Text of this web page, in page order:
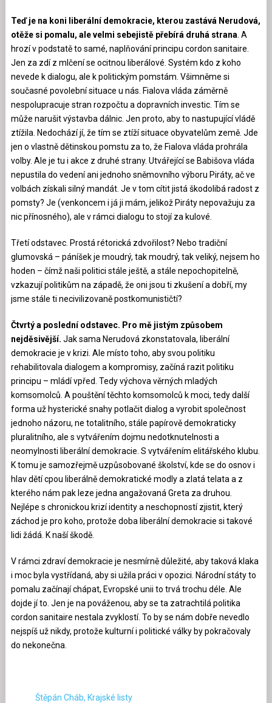
Teď je na koni liberální demokracie, kterou zastává Nerudová,
otěže si pomalu, ale velmi sebejistě přebírá druhá strana . A
hrozí v podstatě to samé, naplňování principu cordon sanitaire.
Jen za zdí z mlčení se ocitnou liberálové. Systém kdo z koho
nevede k dialogu, ale k politickým pomstám. Všimněme si
současné povolební situace u nás. Fialova vláda záměrně
nespolupracuje stran rozpočtu a dopravních investic. Tím se
může narušit výstavba dálnic. Jen proto, aby to nastupující vládě
ztížila. Nedochází jí, že tím se ztíží situace obyvatelům země. Jde
jen o vlastně dětinskou pomstu za to, že Fialova vláda prohrála
volby. Ale je tu i akce z druhé strany. Utvářející se Babišova vláda
nepustila do vedení ani jednoho sněmovního výboru Piráty, ač ve
volbách získali silný mandát. Je v tom cítit jistá škodolibá radost z
pomsty? Je (venkoncem i já ji mám, jelikož Piráty nepovažuju za
nic přínosného), ale v rámci dialogu to stojí za kulové.
Třetí odstavec. Prostá rétorická zdvořilost? Nebo tradiční
glumovská – páníšek je moudrý, tak moudrý, tak veliký, nejsem ho
hoden – čímž naši politici stále ještě, a stále nepochopitelně,
vzkazují politikům na západě, že oni jsou ti zkušení a dobří, my
jsme stále ti necivilizovaně postkomunističtí?
Čtvrtý a poslední odstavec. Pro mě jistým způsobem
nejděsivější. Jak sama Nerudová zkonstatovala, liberální
demokracie je v krizi. Ale místo toho, aby svou politiku
rehabilitovala dialogem a kompromisy, začíná razit politiku
principu – mládí vpřed. Tedy výchova věrných mladých
komsomolců. A pouštění těchto komsomolců k moci, tedy další
forma už hysterické snahy potlačit dialog a vyrobit společnost
jednoho názoru, ne totalitního, stále papírově demokraticky
pluralitního, ale s vytvářením dojmu nedotknutelnosti a
neomylnosti liberální demokracie. S vytvářením elitářského klubu.
K tomu je samozřejmě uzpůsobované školství, kde se do osnov i
hlav dětí cpou liberálně demokratické modly a zlatá telata a z
kterého nám pak leze jedna angažovaná Greta za druhou.
Nejlépe s chronickou krizí identity a neschopností zjistit, který
záchod je pro koho, protože doba liberální demokracie si takové
lidi žádá. K naší škodě.
V rámci zdraví demokracie je nesmírně důležité, aby taková klaka
i moc byla vystřídaná, aby si užila práci v opozici. Národní státy to
pomalu začínají chápat, Evropské unii to trvá trochu déle. Ale
dojde jí to. Jen je na pováženou, aby se ta zatrachtilá politika
cordon sanitaire nestala zvyklostí. To by se nám dobře nevedlo
nejspíš už nikdy, protože kulturní i politické války by pokračovaly
do nekonečna.
Štěpán Cháb, Krajské listy